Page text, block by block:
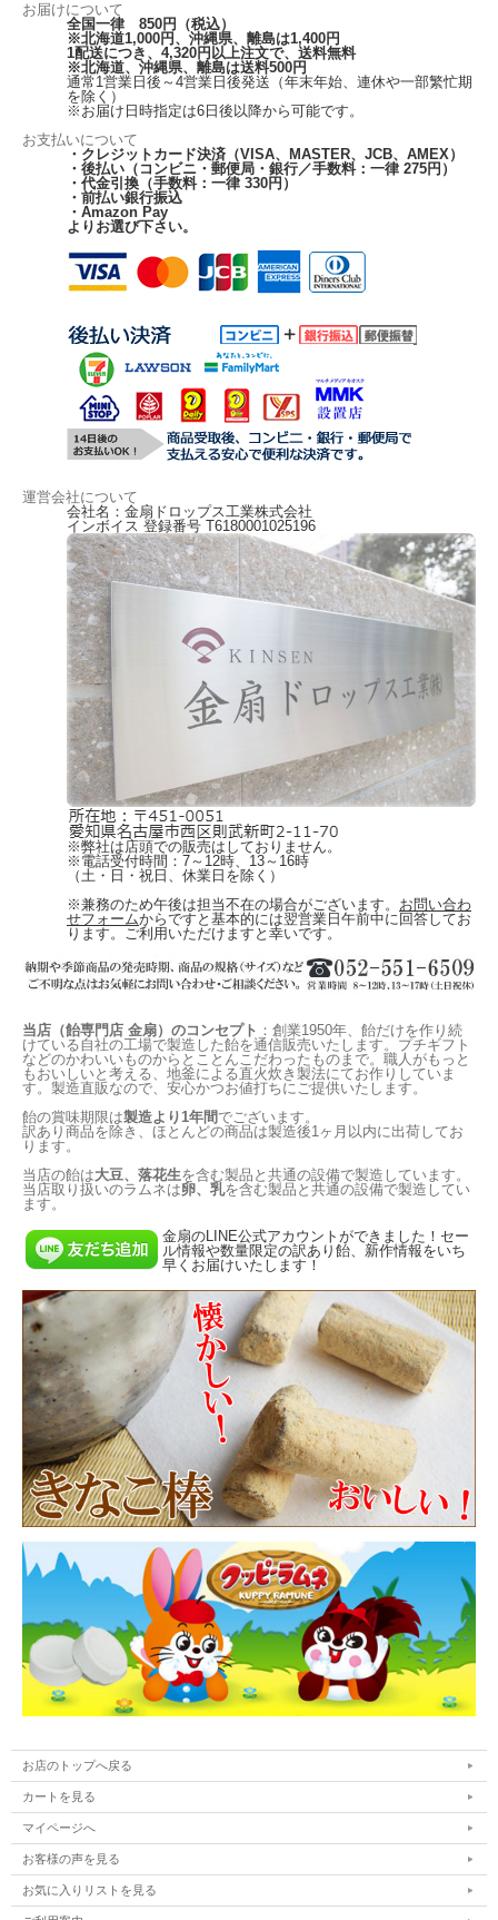
お届けについて
全国一律 850円（税込）
※北海道1,000円、沖縄県、離島は1,400円
1配送につき、4,320円以上注文で、送料無料
※北海道、沖縄県、離島は送料500円
通常1営業日後～4営業日後発送（年末年始、連休や一部繁忙期
を除く）
※お届け日時指定は6日後以降から可能です。
お支払いについて
・クレジットカード決済（VISA、MASTER、JCB、AMEX）
・後払い（コンビニ・郵便局・銀行／手数料：一律 275円）
・代金引換（手数料：一律 330円）
・前払い銀行振込
・Amazon Pay
よりお選び下さい。
運営会社について
会社名：金扇ドロップス工業株式会社
インボイス 登録番号 T6180001025196
※弊社は店頭での販売はしておりません。
※電話受付時間：7～12時、13～16時
（土・日・祝日、休業日を除く）
※兼務のため午後は担当不在の場合がございます。 お問い合わ
せフォームからですと基本的には翌営業日午前中に回答してお
ります。ご利用いただけますと幸いです。
当店（飴専門店 金扇）のコンセプト ：創業1950年、飴だけを作り続
けている自社の工場で製造した飴を通信販売いたします。プチギフト
などのかわいいものからとことんこだわったものまで。職人がもっと
もおいしいと考える、地釜による直火炊き製法にてお作りしていま
す。製造直販なので、安心かつお値打ちにご提供いたします。
飴の賞味期限は製造より1年間でございます。
訳あり商品を除き、ほとんどの商品は製造後1ヶ月以内に出荷してお
ります。
当店の飴は大豆、落花生を含む製品と共通の設備で製造しています。
当店取り扱いのラムネは卵、乳を含む製品と共通の設備で製造してい
ます。
金扇のLINE公式アカウントができました！セー
ル情報や数量限定の訳あり飴、新作情報をいち
早くお届けいたします！
お店のトップへ戻る
カートを見る
マイページへ
お客様の声を見る
お気に入りリストを見る